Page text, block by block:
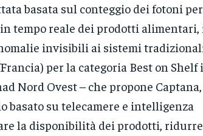
basata sul conteggio dei fotoni per
tempo reale dei prodotti alimentari,
invisibili ai sistemi
per la categoria Best on Shelf
Nord Ovest – che propone
basato su telecamere e intelligenza
la disponibilità dei prodotti, ridurre